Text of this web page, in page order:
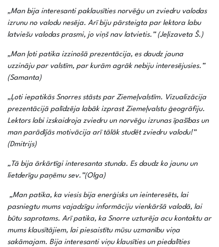
„Man bija interesanti paklausīties norvēģu un zviedru valodas
izrunu no valodu nesēja. Arī biju pārsteigta par lektora labu
latviešu valodas prasmi, jo viņš nav latvietis.” (Jeļizaveta Š.)
„Man ļoti patika izzinošā prezentācija, es daudz jauna
uzzināju par valstīm, par kurām agrāk nebiju interesējusies.”
(Samanta)
„Ļoti iepatikās Snorres stāsts par Ziemeļvalstīm. Vizualizācija
prezentācijā palīdzēja labāk izprast Ziemeļvalstu ģeogrāfiju.
Lektors labi izskaidroja zviedru un norvēģu izrunas īpašības un
man parādījās motivācija arī tālāk studēt zviedru valodu!”
(Dmitrijs)
„Tā bija ārkārtīgi interesanta stunda. Es daudz ko jaunu un
lietderīgu paņēmu sev.”(Olga)
„Man patika, ka viesis bija enerģisks un ieinteresēts, lai
pasniegtu mums vajadzīgu informāciju vienkāršā valodā, lai
būtu saprotams. Arī patika, ka Snorre uzturēja acu kontaktu ar
mums klausītājiem, lai piesaistītu mūsu uzmanību viņa
sakāmajam. Bija interesanti viņu klausīties un piedalīties